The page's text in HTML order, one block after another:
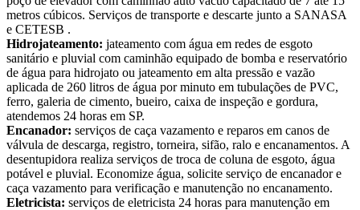
metros cúbicos. Serviços de transporte e descarte junto a SANASA
e CETESB .
Hidrojateamento: jateamento com água em redes de esgoto
sanitário e pluvial com caminhão equipado de bomba e reservatório
de água para hidrojato ou jateamento em alta pressão e vazão
aplicada de 260 litros de água por minuto em tubulações de PVC,
ferro, galeria de cimento, bueiro, caixa de inspeção e gordura,
atendemos 24 horas em SP.
Encanador: serviços de caça vazamento e reparos em canos de
válvula de descarga, registro, torneira, sifão, ralo e encanamentos. A
desentupidora realiza serviços de troca de coluna de esgoto, água
potável e pluvial. Economize água, solicite serviço de encanador e
caça vazamento para verificação e manutenção no encanamento.
Eletricista: serviços de eletricista 24 horas para manutenção em